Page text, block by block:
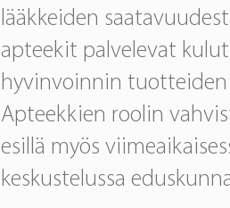
lääkkeiden
apteekit palvelevat
hyvinvoinnin tuotteiden
Apteekkien roolin
esillä myös
keskustelussa